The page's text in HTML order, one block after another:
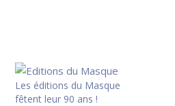
Les éditions du Masque
fêtent leur 90 ans !